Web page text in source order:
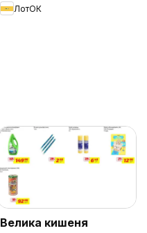
ЛотОК
Велика кишеня